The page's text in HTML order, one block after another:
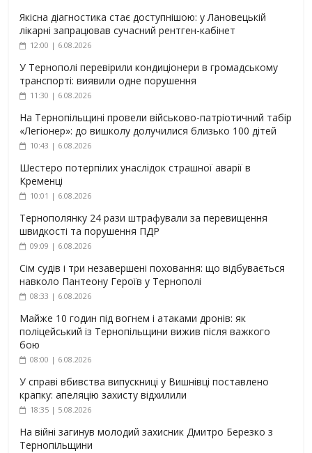
Якісна діагностика стає доступнішою: у Лановецькій
лікарні запрацював сучасний рентген-кабінет
12:00 | 6.08.2026
У Тернополі перевірили кондиціонери в громадському
транспорті: виявили одне порушення
11:30 | 6.08.2026
На Тернопільщині провели військово-патріотичний табір
«Легіонер»: до вишколу долучилися близько 100 дітей
10:43 | 6.08.2026
Шестеро потерпілих унаслідок страшної аварії в
Кременці
10:01 | 6.08.2026
Тернополянку 24 рази штрафували за перевищення
швидкості та порушення ПДР
09:09 | 6.08.2026
Сім судів і три незавершені поховання: що відбувається
навколо Пантеону Героїв у Тернополі
08:33 | 6.08.2026
Майже 10 годин під вогнем і атаками дронів: як
поліцейський із Тернопільщини вижив після важкого
бою
08:00 | 6.08.2026
У справі вбивства випускниці у Вишнівці поставлено
крапку: апеляцію захисту відхилили
18:35 | 5.08.2026
На війні загинув молодий захисник Дмитро Березко з
Тернопільщини